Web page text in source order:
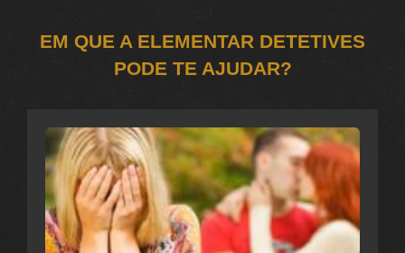
EM QUE A ELEMENTAR DETETIVES
PODE TE AJUDAR?